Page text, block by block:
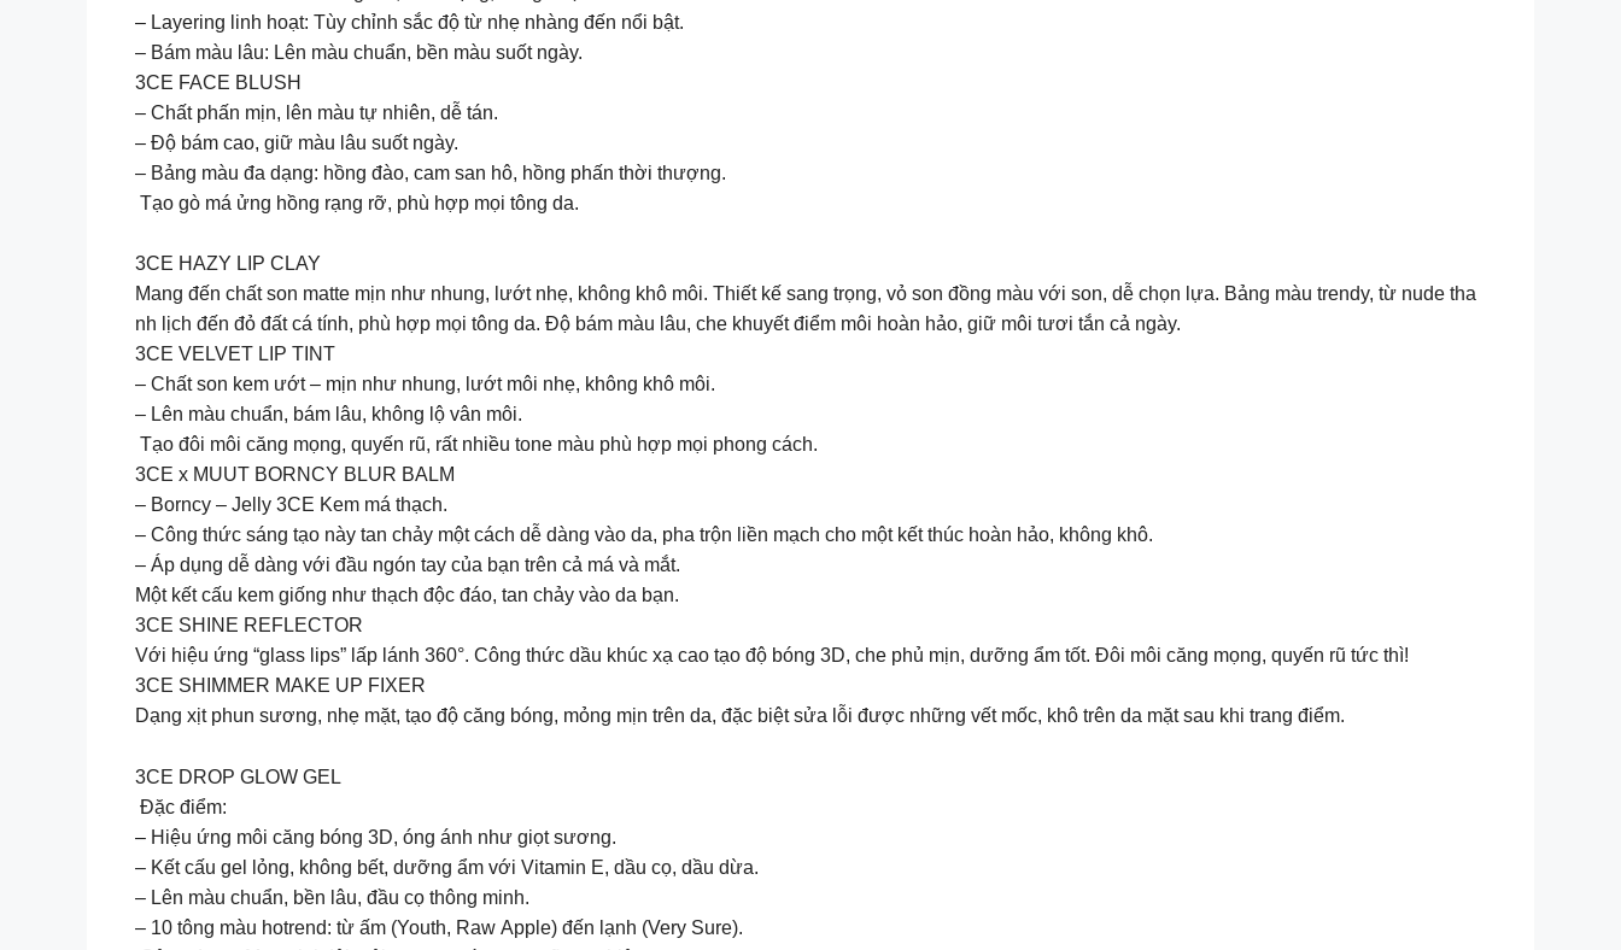
– Layering linh hoạt: Tùy chỉnh sắc độ từ nhẹ nhàng đến nổi bật.
– Bám màu lâu: Lên màu chuẩn, bền màu suốt ngày.
3CE FACE BLUSH
– Chất phấn mịn, lên màu tự nhiên, dễ tán.
– Độ bám cao, giữ màu lâu suốt ngày.
– Bảng màu đa dạng: hồng đào, cam san hô, hồng phấn thời thượng.
Tạo gò má ửng hồng rạng rỡ, phù hợp mọi tông da.
3CE HAZY LIP CLAY
Mang đến chất son matte mịn như nhung, lướt nhẹ, không khô môi. Thiết kế sang trọng, vỏ son đồng màu với son, dễ chọn lựa. Bảng màu trendy, từ nude tha
nh lịch đến đỏ đất cá tính, phù hợp mọi tông da. Độ bám màu lâu, che khuyết điểm môi hoàn hảo, giữ môi tươi tắn cả ngày.
3CE VELVET LIP TINT
– Chất son kem ướt – mịn như nhung, lướt môi nhẹ, không khô môi.
– Lên màu chuẩn, bám lâu, không lộ vân môi.
Tạo đôi môi căng mọng, quyến rũ, rất nhiều tone màu phù hợp mọi phong cách.
3CE x MUUT BORNCY BLUR BALM
– Borncy – Jelly 3CE Kem má thạch.
– Công thức sáng tạo này tan chảy một cách dễ dàng vào da, pha trộn liền mạch cho một kết thúc hoàn hảo, không khô.
– Áp dụng dễ dàng với đầu ngón tay của bạn trên cả má và mắt.
️Một kết cấu kem giống như thạch độc đáo, tan chảy vào da bạn. ​
3CE SHINE REFLECTOR
Với hiệu ứng “glass lips” lấp lánh 360°. Công thức dầu khúc xạ cao tạo độ bóng 3D, che phủ mịn, dưỡng ẩm tốt. Đôi môi căng mọng, quyến rũ tức thì!
3CE SHIMMER MAKE UP FIXER
️Dạng xịt phun sương, nhẹ mặt, tạo độ căng bóng, mỏng mịn trên da, đặc biệt sửa lỗi được những vết mốc, khô trên da mặt sau khi trang điểm.
3CE DROP GLOW GEL
Đặc điểm:
– Hiệu ứng môi căng bóng 3D, óng ánh như giọt sương.
– Kết cấu gel lỏng, không bết, dưỡng ẩm với Vitamin E, dầu cọ, dầu dừa.
– Lên màu chuẩn, bền lâu, đầu cọ thông minh.
– 10 tông màu hotrend: từ ấm (Youth, Raw Apple) đến lạnh (Very Sure).